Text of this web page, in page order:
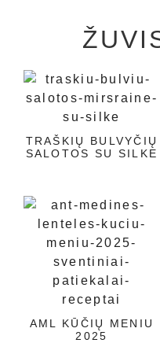
TRAŠKIŲ BULVYČIŲ
SALOTOS SU SILKE
AML KŪČIŲ MENIU
2025